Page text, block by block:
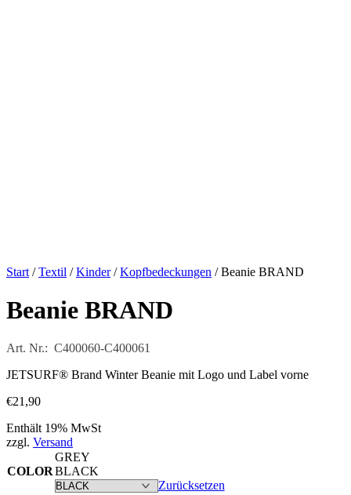
Start /Textil /Kinder/Kopfbedeckungen / Beanie BRAND
Beanie BRAND
Art. Nr.: C400060-C400061
JETSURF® Brand Winter Beanie mit Logo und Label vorne
€21,90
Enthält 19% MwSt
zzgl. Versand
COLOR
GREY
BLACK
Zurücksetzen